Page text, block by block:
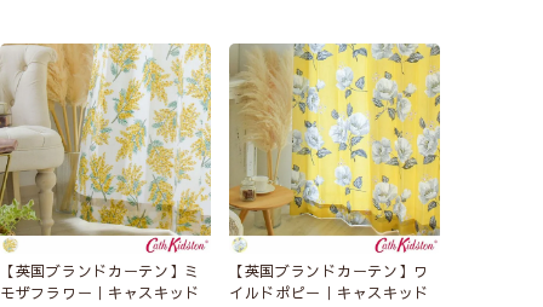
【英国ブランドカーテン】ミ
モザフラワー｜キャスキッド
【英国ブランドカーテン】ワ
イルドポピー｜キャスキッド